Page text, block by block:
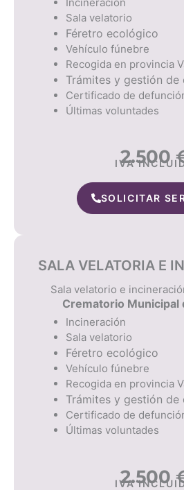
Sala velatorio
Féretro ecológico
Vehículo fúnebre
Recogida en provincia
Trámites y gestión de
Certificado de
Últimas voluntades
2.500
IVA
SOLICITAR
SALA VELATORIA E
Sala velatorio e
Crematorio Municipal
Incineración
Sala velatorio
Féretro ecológico
Vehículo fúnebre
Recogida en provincia
Trámites y gestión de
Certificado de
Últimas voluntades
2.500
IVA